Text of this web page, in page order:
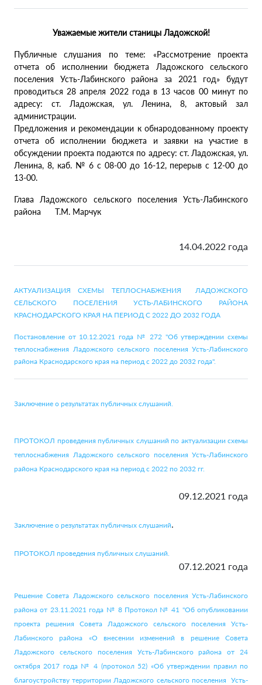
Уважаемые жители станицы Ладожской!
Публичные слушания по теме: «Рассмотрение проекта
отчета об исполнении бюджета Ладожского сельского
поселения Усть-Лабинского района за 2021 год» будут
проводиться 28 апреля 2022 года в 13 часов 00 минут по
адресу: ст. Ладожская, ул. Ленина, 8, актовый зал
администрации.
Предложения и рекомендации к обнародованному проекту
отчета об исполнении бюджета и заявки на участие в
обсуждении проекта подаются по адресу: ст. Ладожская, ул.
Ленина, 8, каб. № 6 с 08-00 до 16-12, перерыв с 12-00 до
13-00.
Глава Ладожского сельского поселения Усть-Лабинского
района Т.М. Марчук
14.04.2022 года
АКТУАЛИЗАЦИЯ СХЕМЫ ТЕПЛОСНАБЖЕНИЯ ЛАДОЖСКОГО
СЕЛЬСКОГО ПОСЕЛЕНИЯ УСТЬ-ЛАБИНСКОГО РАЙОНА
КРАСНОДАРСКОГО КРАЯ НА ПЕРИОД С 2022 ДО 2032 ГОДА
Постановление от 10.12.2021 года № 272 "Об утверждении схемы
теплоснабжения Ладожского сельского поселения Усть-Лабинского
района Краснодарского края на период с 2022 до 2032 года".
Заключение о результатах публичных слушаний.
ПРОТОКОЛ проведения публичных слушаний по актуализации схемы
теплоснабжения Ладожского сельского поселения Усть-Лабинского
района Краснодарского края на период с 2022 по 2032 гг.
09.12.2021 года
Заключение о результатах публичных слушаний.
ПРОТОКОЛ проведения публичных слушаний.
07.12.2021 года
Решение Совета Ладожского сельского поселения Усть-Лабинского
района от 23.11.2021 года № 8 Протокол № 41 "Об опубликовании
проекта решения Совета Ладожского сельского поселения Усть-
Лабинского района «О внесении изменений в решение Совета
Ладожского сельского поселения Усть-Лабинского района от 24
октября 2017 года № 4 (протокол 52) «Об утверждении правил по
благоустройству территории Ладожского сельского поселения Усть-